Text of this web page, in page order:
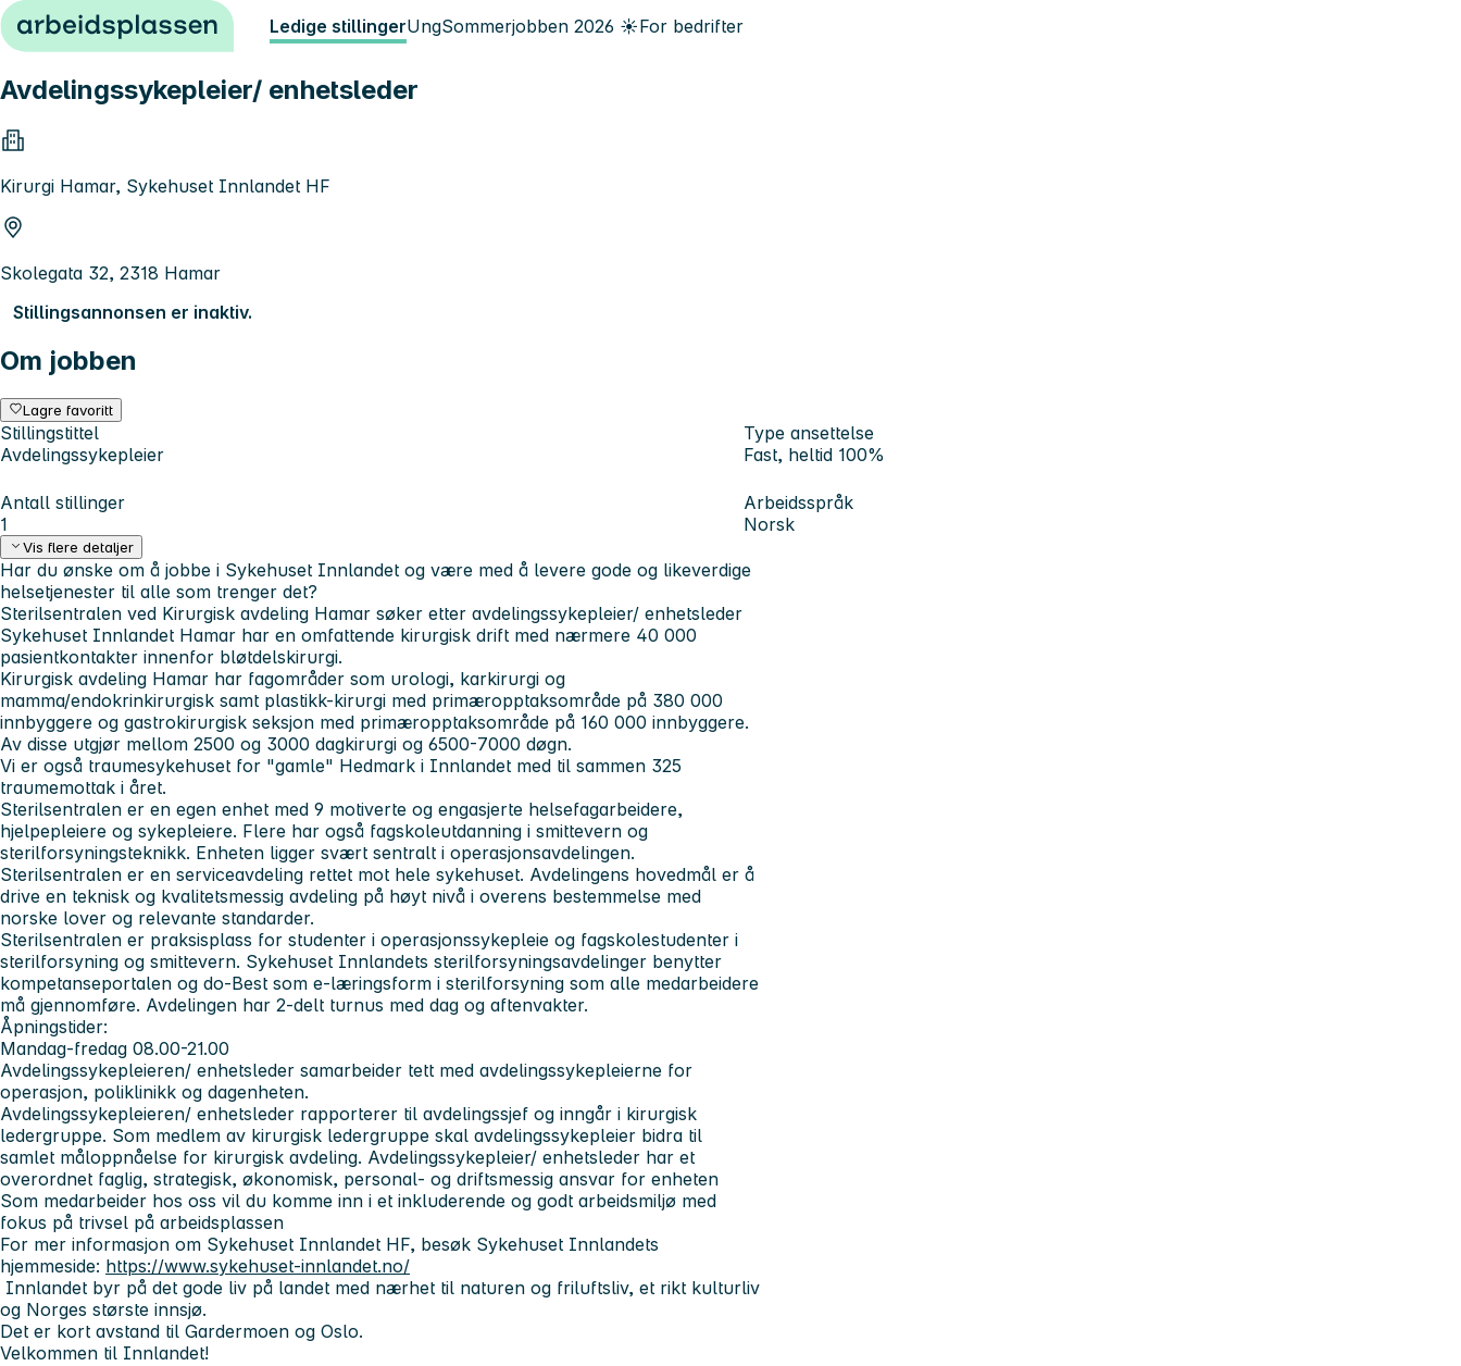
Hopp til innhold Ledige stillingerUngSommerjobben 2026 ☀️For bedrifter
Avdelingssykepleier/ enhetsleder
Kirurgi Hamar, Sykehuset Innlandet HF
Skolegata 32, 2318 Hamar
Stillingsannonsen er inaktiv.
Om jobben
Lagre favoritt
Stillingstittel
Avdelingssykepleier
Type ansettelse
Fast, heltid 100%
Antall stillinger
1
Arbeidsspråk
Norsk
Vis flere detaljer
Har du ønske om å jobbe i Sykehuset Innlandet og være med å levere gode og likeverdige
helsetjenester til alle som trenger det?
Sterilsentralen ved Kirurgisk avdeling Hamar søker etter avdelingssykepleier/ enhetsleder
Sykehuset Innlandet Hamar har en omfattende kirurgisk drift med nærmere 40 000
pasientkontakter innenfor bløtdelskirurgi.
Kirurgisk avdeling Hamar har fagområder som urologi, karkirurgi og
mamma/endokrinkirurgisk samt plastikk-kirurgi med primæropptaksområde på 380 000
innbyggere og gastrokirurgisk seksjon med primæropptaksområde på 160 000 innbyggere.
Av disse utgjør mellom 2500 og 3000 dagkirurgi og 6500-7000 døgn.
Vi er også traumesykehuset for "gamle" Hedmark i Innlandet med til sammen 325
traumemottak i året.
Sterilsentralen er en egen enhet med 9 motiverte og engasjerte helsefagarbeidere,
hjelpepleiere og sykepleiere. Flere har også fagskoleutdanning i smittevern og
sterilforsyningsteknikk. Enheten ligger svært sentralt i operasjonsavdelingen.
Sterilsentralen er en serviceavdeling rettet mot hele sykehuset. Avdelingens hovedmål er å
drive en teknisk og kvalitetsmessig avdeling på høyt nivå i overens bestemmelse med
norske lover og relevante standarder.
Sterilsentralen er praksisplass for studenter i operasjonssykepleie og fagskolestudenter i
sterilforsyning og smittevern. Sykehuset Innlandets sterilforsyningsavdelinger benytter
kompetanseportalen og do-Best som e-læringsform i sterilforsyning som alle medarbeidere
må gjennomføre. Avdelingen har 2-delt turnus med dag og aftenvakter.
Åpningstider:
Mandag-fredag 08.00-21.00
Avdelingssykepleieren/ enhetsleder samarbeider tett med avdelingssykepleierne for
operasjon, poliklinikk og dagenheten.
Avdelingssykepleieren/ enhetsleder rapporterer til avdelingssjef og inngår i kirurgisk
ledergruppe. Som medlem av kirurgisk ledergruppe skal avdelingssykepleier bidra til
samlet måloppnåelse for kirurgisk avdeling. Avdelingssykepleier/ enhetsleder har et
overordnet faglig, strategisk, økonomisk, personal- og driftsmessig ansvar for enheten
Som medarbeider hos oss vil du komme inn i et inkluderende og godt arbeidsmiljø med
fokus på trivsel på arbeidsplassen
For mer informasjon om Sykehuset Innlandet HF, besøk Sykehuset Innlandets
hjemmeside: https://www.sykehuset-innlandet.no/
Innlandet byr på det gode liv på landet med nærhet til naturen og friluftsliv, et rikt kulturliv
og Norges største innsjø.
Det er kort avstand til Gardermoen og Oslo.
Velkommen til Innlandet!